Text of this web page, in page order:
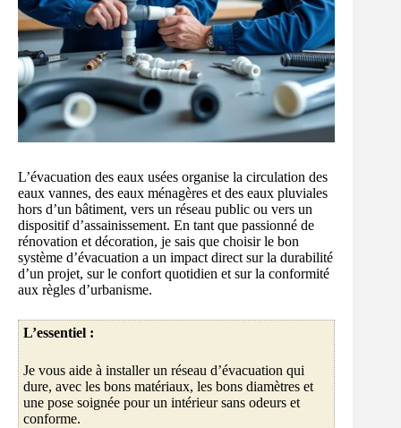
L’évacuation des eaux usées organise la circulation des
eaux vannes, des eaux ménagères et des eaux pluviales
hors d’un bâtiment, vers un réseau public ou vers un
dispositif d’assainissement. En tant que passionné de
rénovation et décoration, je sais que choisir le bon
système d’évacuation a un impact direct sur la durabilité
d’un projet, sur le confort quotidien et sur la conformité
aux règles d’urbanisme.
L’essentiel :
Je vous aide à installer un réseau d’évacuation qui
dure, avec les bons matériaux, les bons diamètres et
une pose soignée pour un intérieur sans odeurs et
conforme.